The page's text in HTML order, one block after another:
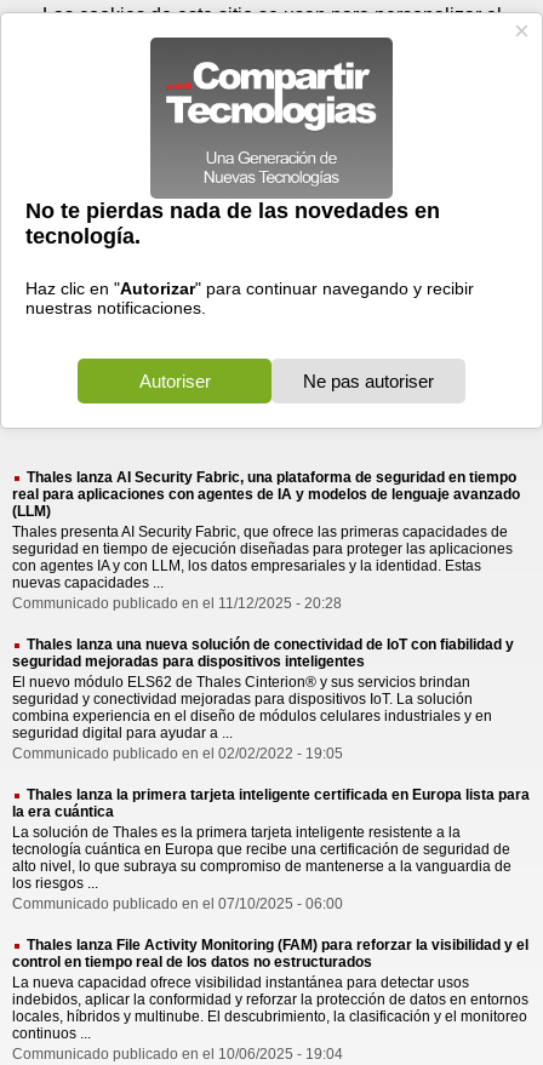
Prensa Videos
> thales lanza
thales lanza
10 resultados Ordenar por fecha-Ordenar por pertinencia
Thales lanza AI Security Fabric, una plataforma de seguridad en tiempo
real para aplicaciones con agentes de IA y modelos de lenguaje avanzado
(LLM)
Thales presenta AI Security Fabric, que ofrece las primeras capacidades de
seguridad en tiempo de ejecución diseñadas para proteger las aplicaciones
con agentes IA y con LLM, los datos empresariales y la identidad. Estas
nuevas capacidades ...
Communicado publicado en el 11/12/2025 - 20:28
Thales lanza una nueva solución de conectividad de IoT con fiabilidad y
seguridad mejoradas para dispositivos inteligentes
El nuevo módulo ELS62 de Thales Cinterion® y sus servicios brindan
seguridad y conectividad mejoradas para dispositivos IoT. La solución
combina experiencia en el diseño de módulos celulares industriales y en
seguridad digital para ayudar a ...
Communicado publicado en el 02/02/2022 - 19:05
Thales lanza la primera tarjeta inteligente certificada en Europa lista para
la era cuántica
La solución de Thales es la primera tarjeta inteligente resistente a la
tecnología cuántica en Europa que recibe una certificación de seguridad de
alto nivel, lo que subraya su compromiso de mantenerse a la vanguardia de
los riesgos ...
Communicado publicado en el 07/10/2025 - 06:00
Thales lanza File Activity Monitoring (FAM) para reforzar la visibilidad y el
control en tiempo real de los datos no estructurados
La nueva capacidad ofrece visibilidad instantánea para detectar usos
indebidos, aplicar la conformidad y reforzar la protección de datos en entornos
locales, híbridos y multinube. El descubrimiento, la clasificación y el monitoreo
continuos ...
Communicado publicado en el 10/06/2025 - 19:04
Jueves 06 de agosto - 14:02 Registrar Conectar
Las cookies de este sitio se usan para personalizar el
contenido y los anuncios, para ofrecer funciones de medios
sociales y para analizar el tráfico. Además, compartimos
información sobre el uso que haga del sitio web con nuestros
partners de medios sociales, de publicidad y de análisis
web.
OK